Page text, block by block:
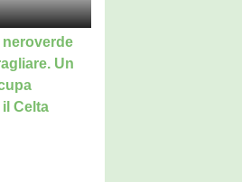
e sui
neroverde
Un
Celta